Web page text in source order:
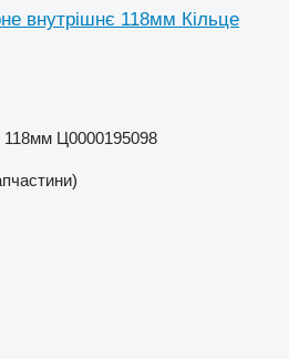
внутрішнє 118мм Кільце
118мм Ц0000195098